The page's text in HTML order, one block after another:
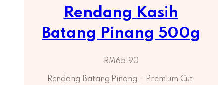
Rendang Kasih
Batang Pinang 500g
RM65.90
Rendang Batang Pinang – Premium Cut,